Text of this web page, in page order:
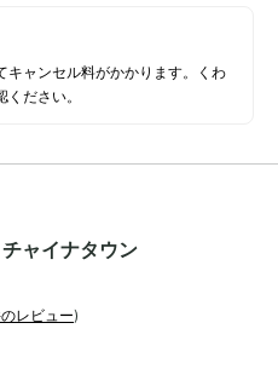
キャンセル料がかかります。くわ
ください。
ャイナタウン
ビュー)